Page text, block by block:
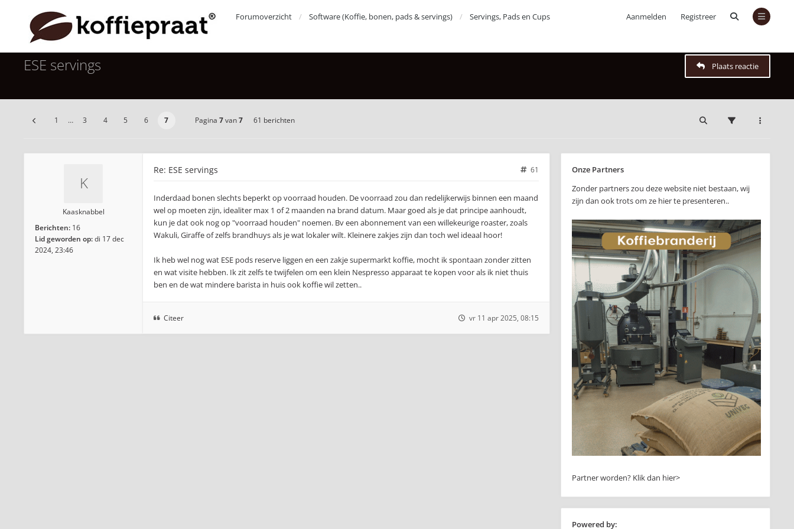
Aanmelden Registreer
Forumoverzicht Software (Koffie, bonen, pads & servings) Servings, Pads en Cups
ESE servings Plaats reactie
1 … 3 4 5 6 7 Pagina 7van7 61 berichten
Kaasknabbel
Berichten: 16
Lid geworden op:di 17 dec
2024, 23:46
Re: ESE servings 61
Inderdaad bonen slechts beperkt op voorraad houden. De voorraad zou dan redelijkerwijs binnen een maand
wel op moeten zijn, idealiter max 1 of 2 maanden na brand datum. Maar goed als je dat principe aanhoudt,
kun je dat ook nog op "voorraad houden" noemen. Bv een abonnement van een willekeurige roaster, zoals
Wakuli, Giraffe of zelfs brandhuys als je wat lokaler wilt. Kleinere zakjes zijn dan toch wel ideaal hoor!
Ik heb wel nog wat ESE pods reserve liggen en een zakje supermarkt koffie, mocht ik spontaan zonder zitten
en wat visite hebben. Ik zit zelfs te twijfelen om een klein Nespresso apparaat te kopen voor als ik niet thuis
ben en de wat mindere barista in huis ook koffie wil zetten..
Citeer vr 11 apr 2025, 08:15
Onze Partners
Zonder partners zou deze website niet bestaan, wij
zijn dan ook trots om ze hier te presenteren..
Partner worden? Klik dan hier>
Powered by: